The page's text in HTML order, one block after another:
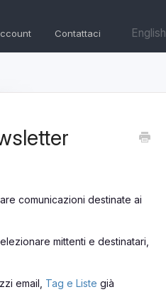
Contattaci English
comunicazioni destinate ai
mittenti e destinatari,
email, Tag e Liste già